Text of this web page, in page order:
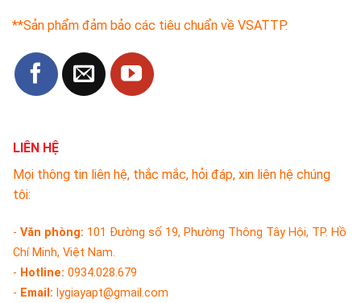
**Sản phẩm đảm bảo các tiêu chuẩn về VSATTP.
LIÊN HỆ
Mọi thông tin liên hệ, thắc mắc, hỏi đáp, xin liên hệ chúng
tôi:
- Văn phòng: 101 Đường số 19, Phường Thông Tây Hội, TP. Hồ
Chí Minh, Việt Nam.
- Hotline: 0934.028.679
- Email: lygiayapt@gmail.com